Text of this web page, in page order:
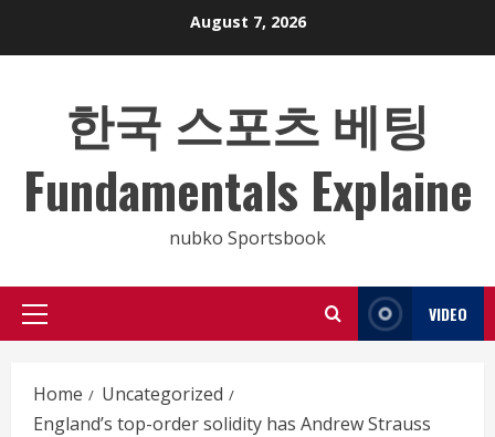
August 7, 2026
한국 스포츠 베팅
Fundamentals Explaine
nubko Sportsbook
Primary
VIDEO
Home
Uncategorized
England’s top-order solidity has Andrew Strauss